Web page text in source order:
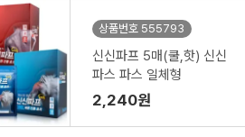
상품번호 555793
신신파프 5매(쿨,핫) 신신
파스 파스 일체형
2,240원